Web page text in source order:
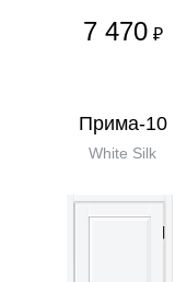
7 470 ₽
Прима-10
White Silk